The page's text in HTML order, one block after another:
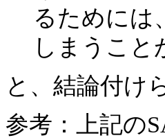
るためには
しまうこと
と、結論付け
参考：上記の